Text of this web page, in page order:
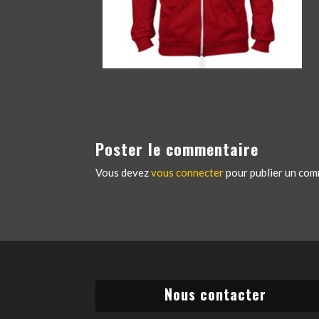
Poster le commentaire
Vous devezvous connecterpour publier un
Nous contacter